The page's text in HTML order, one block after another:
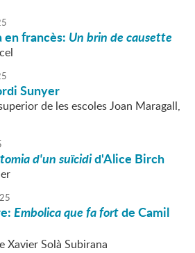
en francès: Un brin de causette
Sunyer
de les escoles Joan Maragall,
d'un suïcidid'Alice Birch
Embolica que fa fortde Camil
Xavier Solà Subirana